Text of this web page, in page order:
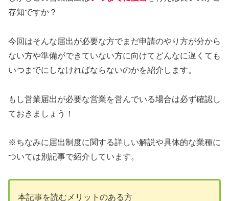
存知ですか？
今回はそんな届出が必要な方でまだ申請のやり方が分から
ない方や準備ができていない方に向けてどんなに遅くても
いつまでにしなければならないのかを紹介します。
もし営業届出が必要な営業を営んでいる場合は必ず確認し
ておきましょう！
※ちなみに届出制度に関する詳しい解説や具体的な業種に
ついては別記事で紹介しています。
本記事を読むメリットのある方